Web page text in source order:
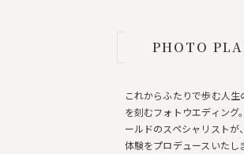
PHOTO
これからふたりで歩む人生
を刻むフォトウエディング
ールドのスペシャリストが
体験をプロデュースいたし